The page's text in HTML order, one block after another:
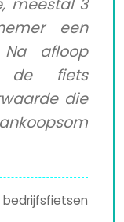
meestal 3
een
Na afloop
de fiets
die